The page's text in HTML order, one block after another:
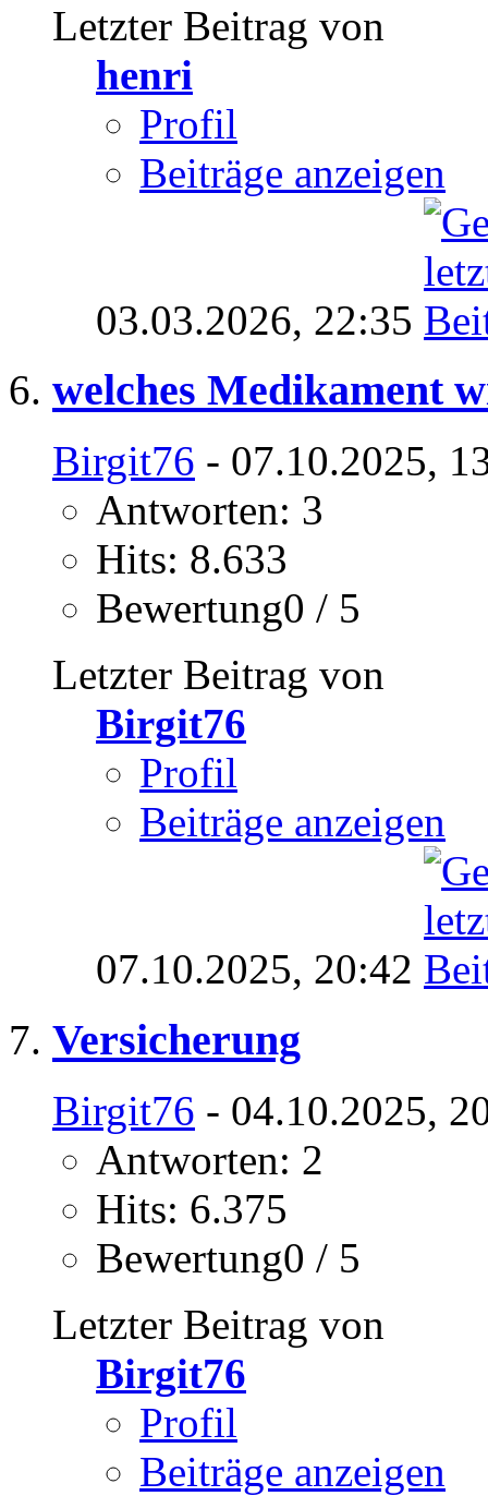
Letzter Beitrag von
henri
Profil
Beiträge anzeigen
03.03.2026, 22:35
welches Medikament
Birgit76 - 07.10.2025,
Antworten: 3
Hits: 8.633
Bewertung0 / 5
Letzter Beitrag von
Birgit76
Profil
Beiträge anzeigen
07.10.2025, 20:42
Versicherung
Birgit76 - 04.10.2025,
Antworten: 2
Hits: 6.375
Bewertung0 / 5
Letzter Beitrag von
Birgit76
Profil
Beiträge anzeigen